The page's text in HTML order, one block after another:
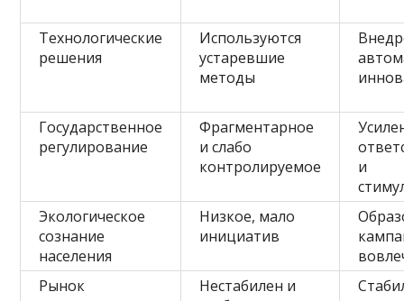
Технологические
решения
Используются
устаревшие
методы
Государственное
регулирование
Фрагментарное
и слабо
контролируемое
и
Экологическое
сознание
населения
Низкое, мало
инициатив
Рынок
Нестабилен и